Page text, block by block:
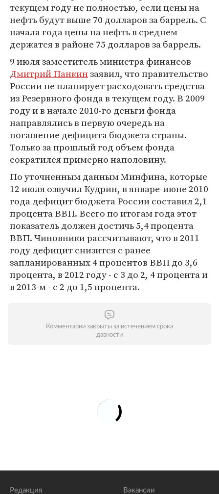
текущем году не полностью, если цены на
нефть будут выше 70 долларов за баррель. С
начала года цены на нефть в среднем
держатся в районе 75 долларов за баррель.
9 июля заместитель министра финансов
Дмитрий Панкинзаявил, что правительство
России не планирует расходовать средства
из Резервного фонда в текущем году. В 2009
году и в начале 2010-го деньги фонда
направлялись в первую очередь на
погашение дефицита бюджета страны.
Только за прошлый год объем фонда
сократился примерно наполовину.
По уточненным данным Минфина, которые
12 июля озвучил Кудрин, в январе-июне 2010
года дефицит бюджета России составил 2,1
процента ВВП. Всего по итогам года этот
показатель должен достичь 5,4 процента
ВВП. Чиновники рассчитывают, что в 2011
году дефицит снизится с ранее
запланированных 4 процентов ВВП до 3,6
процента, в 2012 году - с 3 до 2, 4 процента и
в 2013-м - с 2 до 1,5 процента.
Комментарии закрыты за истечением срока
давности
Редакция Вакансии